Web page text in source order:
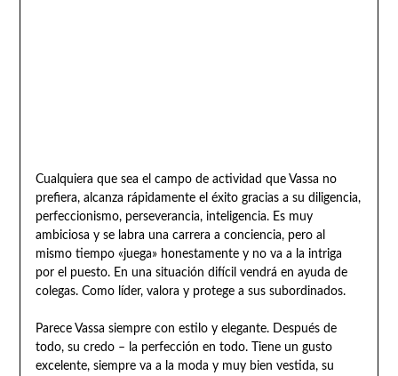
Cualquiera que sea el campo de actividad que Vassa no
prefiera, alcanza rápidamente el éxito gracias a su diligencia,
perfeccionismo, perseverancia, inteligencia. Es muy
ambiciosa y se labra una carrera a conciencia, pero al
mismo tiempo «juega» honestamente y no va a la intriga
por el puesto. En una situación difícil vendrá en ayuda de
colegas. Como líder, valora y protege a sus subordinados.
Parece Vassa siempre con estilo y elegante. Después de
todo, su credo – la perfección en todo. Tiene un gusto
excelente, siempre va a la moda y muy bien vestida, su